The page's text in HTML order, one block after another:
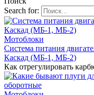
Search for:
Мотоблоки
Система питания
Каскад (МБ-1, МБ-2)
Как отрегулировать